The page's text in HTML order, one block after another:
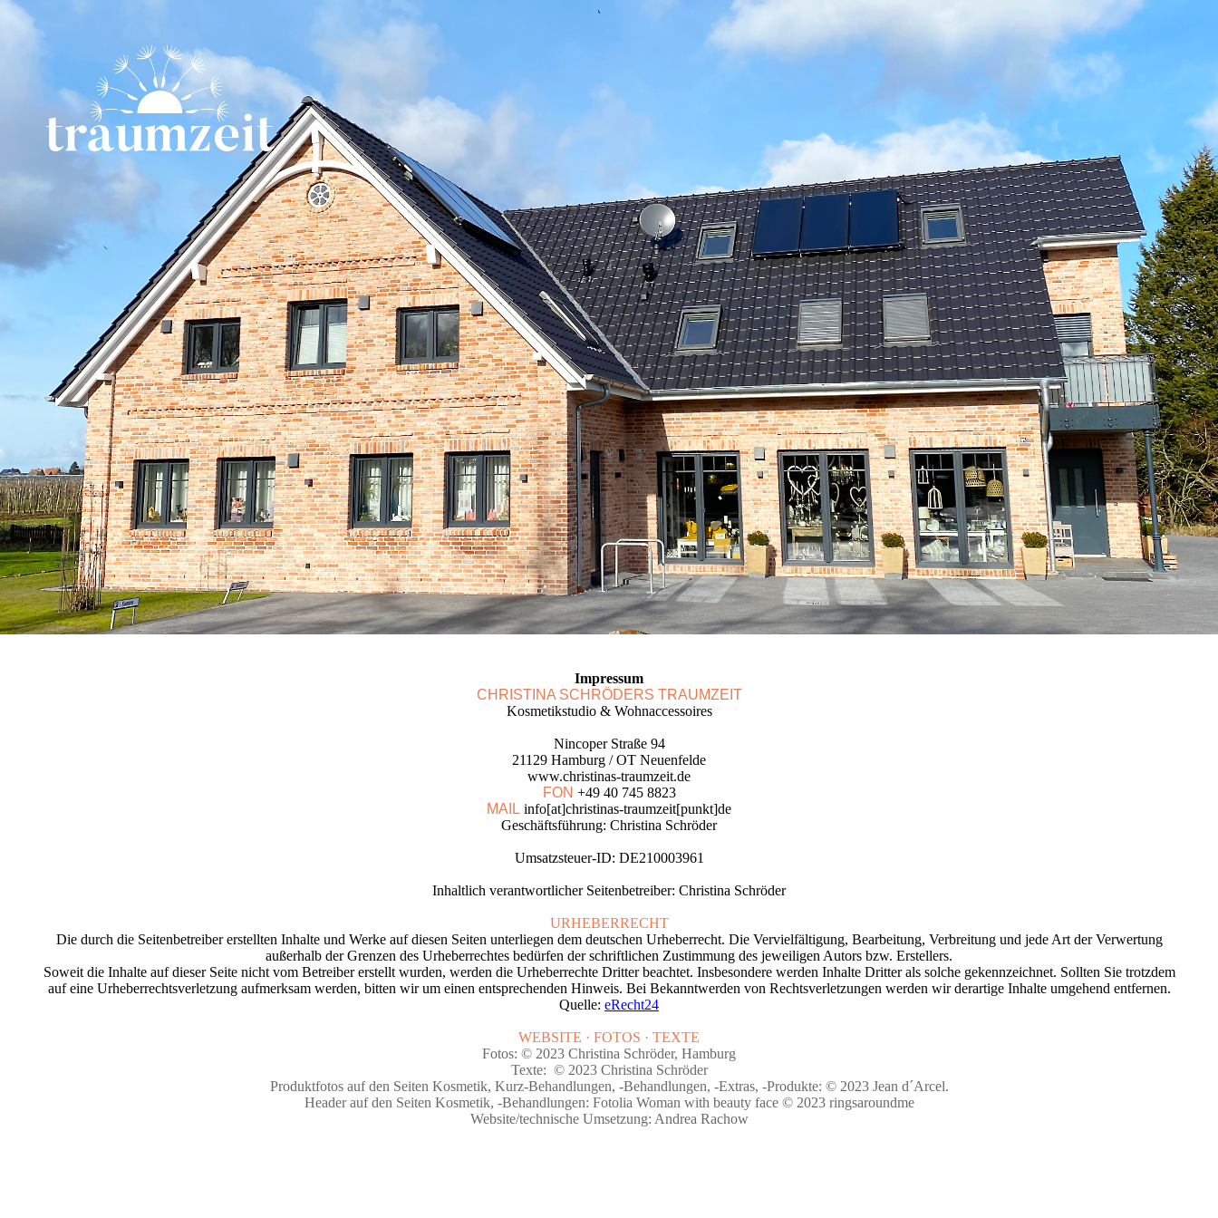
Impressum
CHRISTINA SCHRÖDERS TRAUMZEIT
Kosmetikstudio & Wohnaccessoires
Nincoper Straße 94
21129 Hamburg / OT Neuenfelde
www.christinas-traumzeit.de
FON +49 40 745 8823
MAIL info[at]christinas-traumzeit[punkt]de
Geschäftsführung: Christina Schröder
Umsatzsteuer-ID: DE210003961
Inhaltlich verantwortlicher Seitenbetreiber: Christina Schröder
URHEBERRECHT
Die durch die Seitenbetreiber erstellten Inhalte und Werke auf diesen Seiten unterliegen dem deutschen Urheberrecht. Die Vervielfältigung, Bearbeitung, Verbreitung und jede Art der Verwertung
außerhalb der Grenzen des Urheberrechtes bedürfen der schriftlichen Zustimmung des jeweiligen Autors bzw. Erstellers.
Soweit die Inhalte auf dieser Seite nicht vom Betreiber erstellt wurden, werden die Urheberrechte Dritter beachtet. Insbesondere werden Inhalte Dritter als solche gekennzeichnet. Sollten Sie trotzdem
auf eine Urheberrechtsverletzung aufmerksam werden, bitten wir um einen entsprechenden Hinweis. Bei Bekanntwerden von Rechtsverletzungen werden wir derartige Inhalte umgehend entfernen.
Quelle: eRecht24
WEBSITE · FOTOS · TEXTE
Fotos: © 2023 Christina Schröder, Hamburg
Texte: © 2023 Christina Schröder
Produktfotos auf den Seiten Kosmetik, Kurz-Behandlungen, -Behandlungen, -Extras, -Produkte: © 2023 Jean d´Arcel.
Header auf den Seiten Kosmetik, -Behandlungen: Fotolia Woman with beauty face © 2023 ringsaroundme
Website/technische Umsetzung: Andrea Rachow